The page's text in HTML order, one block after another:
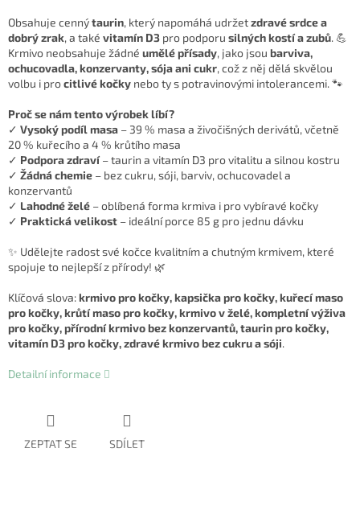
Obsahuje cennýtaurin, který napomáhá udržetzdravé srdce a
dobrý zrak, a také vitamín D3 pro podporu silných kostí a zubů. 💪
Krmivo neobsahuje žádné umělé přísady, jako jsou barviva,
ochucovadla, konzervanty, sója ani cukr, což z něj dělá skvělou
volbu i procitlivé kočky nebo ty s potravinovými intolerancemi. 🐾
Proč se nám tento výrobek líbí?
✓ Vysoký podíl masa – 39 % masa a živočišných derivátů, včetně
20 % kuřecího a 4 % krůtího masa
✓ Podpora zdraví– taurin a vitamín D3 pro vitalitu a silnou kostru
✓ Žádná chemie – bez cukru, sóji, barviv, ochucovadel a
konzervantů
✓ Lahodné želé – oblíbená forma krmiva i pro vybíravé kočky
✓ Praktická velikost – ideální porce 85 g pro jednu dávku
✨ Udělejte radost své kočce kvalitním a chutným krmivem, které
spojuje to nejlepší z přírody! 🌿
Klíčová slova:krmivo pro kočky, kapsička pro kočky, kuřecí maso
pro kočky, krůtí maso pro kočky, krmivo v želé, kompletní výživa
pro kočky, přírodní krmivo bez konzervantů, taurin pro kočky,
vitamín D3 pro kočky, zdravé krmivo bez cukru a sóji.
Detailní informace
ZEPTAT SE SDÍLET